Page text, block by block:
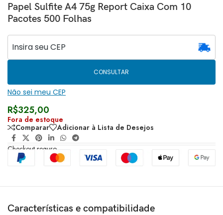
Papel Sulfite A4 75g Report Caixa Com 10
Pacotes 500 Folhas
CONSULTAR
Não sei meu CEP
R$325,00
Fora de estoque
Comparar
Adicionar à Lista de Desejos
Checkout seguro
Características e compatibilidade